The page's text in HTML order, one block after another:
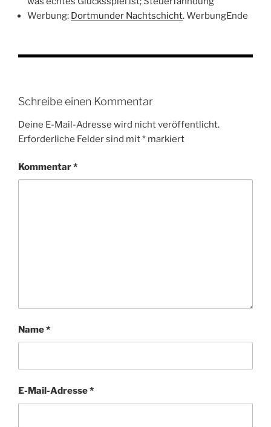
Werbung: Dortmunder Nachtschicht. WerbungEnde
Schreibe einen Kommentar
Deine E-Mail-Adresse wird nicht veröffentlicht.
Erforderliche Felder sind mit* markiert
Kommentar*
Name*
E-Mail-Adresse*